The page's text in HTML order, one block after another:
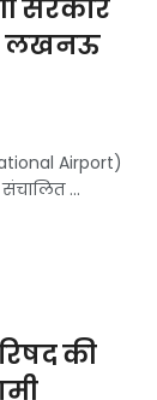
सरकार
लखनऊ
Airport)
...
की